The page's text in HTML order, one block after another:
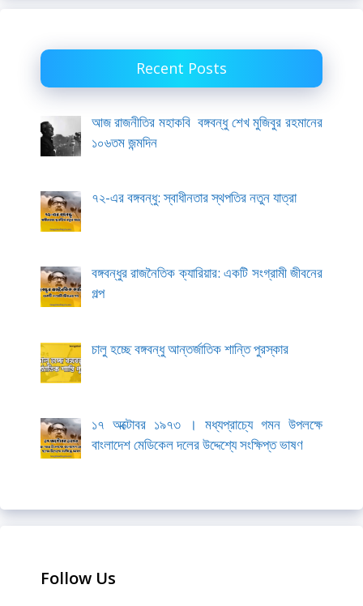
Recent Posts
আজ রাজনীতির মহাকবি বঙ্গবন্ধু শেখ মুজিবুর রহমানের
১০৬তম জন্মদিন
৭২-এর বঙ্গবন্ধু: স্বাধীনতার স্থপতির নতুন যাত্রা
বঙ্গবন্ধুর রাজনৈতিক ক্যারিয়ার: একটি সংগ্রামী জীবনের
গল্প
চালু হচ্ছে বঙ্গবন্ধু আন্তর্জাতিক শান্তি পুরস্কার
১৭ অক্টোবর ১৯৭৩ । মধ্যপ্রাচ্যে গমন উপলক্ষে
বাংলাদেশ মেডিকেল দলের উদ্দেশ্যে সংক্ষিপ্ত ভাষণ
Follow Us